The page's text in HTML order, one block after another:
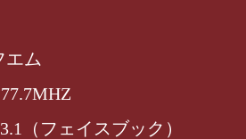
エム
（フェイスブック）